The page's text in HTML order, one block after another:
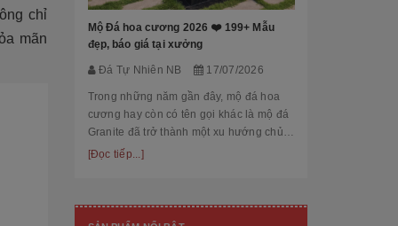
chỉ
mãn
Mộ Đá hoa cương 2026 ❤️ 199+ Mẫu
đẹp, báo giá tại xưởng
Đá Tự Nhiên NB 17/07/2026
Trong những năm gần đây, mộ đá hoa
cương hay còn có tên gọi khác là mộ đá
Granite đã trở thành một xu hướng chủ
đạo trong thiết kế thi công mộ đá tự
[Đọc tiếp...]